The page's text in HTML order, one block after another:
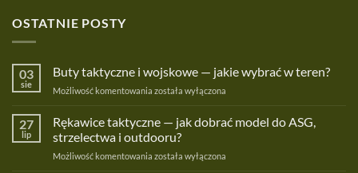
OSTATNIE POSTY
03
sie
Buty taktyczne i wojskowe — jakie wybrać w teren?
Możliwość komentowania Buty
wojskowe
—
jakie
została wyłączona
27
lip
Rękawice taktyczne — jak dobrać model do ASG,
strzelectwa i outdooru?
Możliwość komentowania Rękawice
została wyłączona